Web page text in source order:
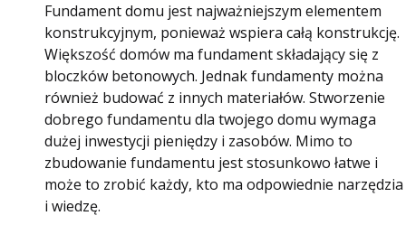
Fundament domu jest najważniejszym elementem
konstrukcyjnym, ponieważ wspiera całą konstrukcję.
Większość domów ma fundament składający się z
bloczków betonowych. Jednak fundamenty można
również budować z innych materiałów. Stworzenie
dobrego fundamentu dla twojego domu wymaga
dużej inwestycji pieniędzy i zasobów. Mimo to
zbudowanie fundamentu jest stosunkowo łatwe i
może to zrobić każdy, kto ma odpowiednie narzędzia
i wiedzę.